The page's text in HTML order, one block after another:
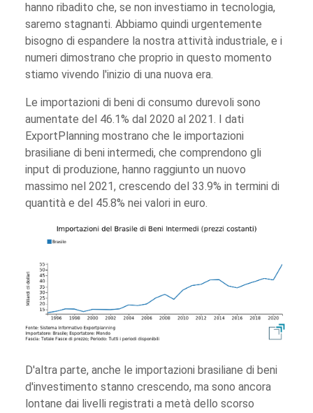
hanno ribadito che, se non investiamo in tecnologia,
saremo stagnanti. Abbiamo quindi urgentemente
bisogno di espandere la nostra attività industriale, e i
numeri dimostrano che proprio in questo momento
stiamo vivendo l'inizio di una nuova era.
Le importazioni di beni di consumo durevoli sono
aumentate del 46.1% dal 2020 al 2021. I dati
ExportPlanning mostrano che le importazioni
brasiliane di beni intermedi, che comprendono gli
input di produzione, hanno raggiunto un nuovo
massimo nel 2021, crescendo del 33.9% in termini di
quantità e del 45.8% nei valori in euro.
D'altra parte, anche le importazioni brasiliane di beni
d'investimento stanno crescendo, ma sono ancora
lontane dai livelli registrati a metà dello scorso